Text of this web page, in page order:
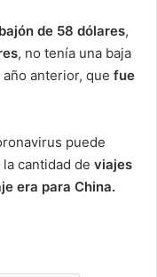
bajón de 58 dólares,
, no tenía una baja
anterior, que fue
puede
cantidad de viajes
era para China.